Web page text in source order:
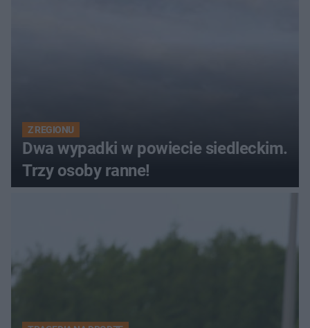
Z REGIONU
Dwa wypadki w powiecie siedleckim.
Trzy osoby ranne!